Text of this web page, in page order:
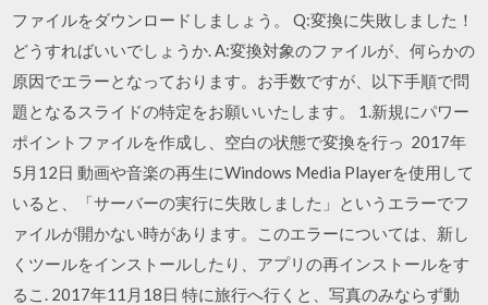
ファイルをダウンロードしましょう。 Q:変換に失敗しました！
どうすればいいでしょうか. A:変換対象のファイルが、何らかの
原因でエラーとなっております。お手数ですが、以下手順で問
題となるスライドの特定をお願いいたします。 1.新規にパワー
ポイントファイルを作成し、空白の状態で変換を行っ 2017年
5月12日 動画や音楽の再生にWindows Media Playerを使用して
いると、「サーバーの実行に失敗しました」というエラーでフ
ァイルが開かない時があります。このエラーについては、新し
くツールをインストールしたり、アプリの再インストールをす
るこ. 2017年11月18日 特に旅行へ行くと、写真のみならず動